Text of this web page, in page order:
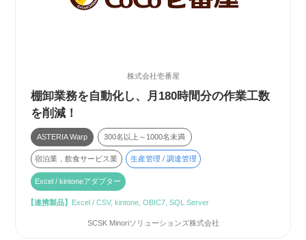
株式会社壱番屋
棚卸業務を自動化し、月180時間分の作業工数
を削減！
ASTERIA Warp 300名以上～1000名未満
宿泊業，飲食サービス業 生産管理 / 調達管理
Excel / kintoneアダプター
【連携製品】 Excel / CSV, kintone, OBIC7, SQL Server
SCSK Minoriソリューションズ株式会社